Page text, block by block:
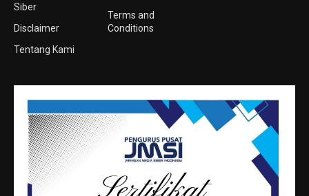
Siber
Disclaimer
Tentang Kami
Terms and
Conditions